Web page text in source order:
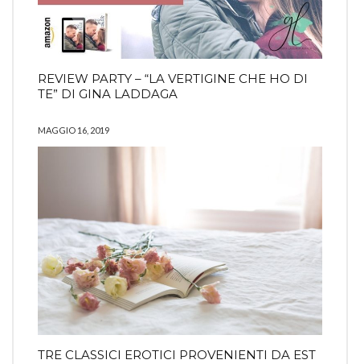
REVIEW PARTY – “LA VERTIGINE CHE HO DI
TE” DI GINA LADDAGA
MAGGIO 16, 2019
TRE CLASSICI EROTICI PROVENIENTI DA EST